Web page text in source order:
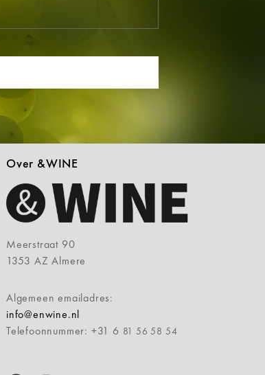
Over &WINE
Meerstraat 90
1353 AZ Almere
Algemeen emailadres:
info@enwine.nl
Telefoonnummer: +31 6 81 56 58 54